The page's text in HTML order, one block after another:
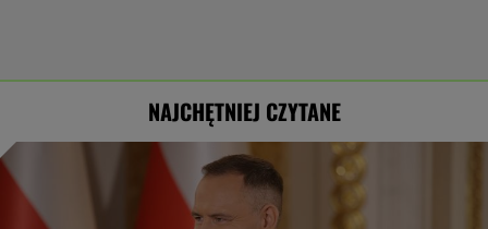
NAJCHĘTNIEJ CZYTANE